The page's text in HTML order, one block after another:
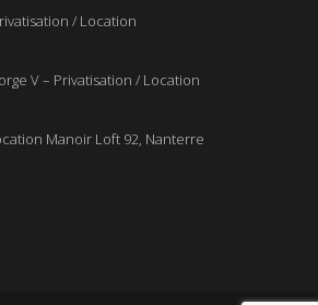
/ Location
V – Privatisation / Location
Manoir Loft 92, Nanterre